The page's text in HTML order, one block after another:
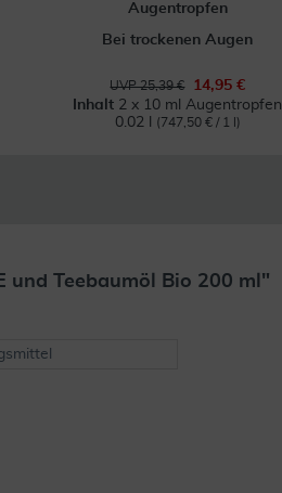
Augentropfen
Bei trockenen Augen
UVP 25,39 €
14,95 €
Inhalt 2 x 10 ml Augentropfen
0.02 l
(747,50 € / 1 l)
und Teebaumöl Bio 200 ml"
Weiterlesen